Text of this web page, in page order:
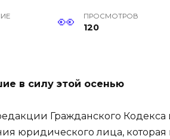
ПРОСМОТРОВ
120
в силу этой осенью
Гражданского
юридического лица, которая